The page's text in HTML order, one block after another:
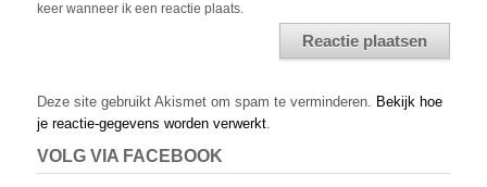
keer wanneer ik een reactie plaats.
Deze site gebruikt Akismet om spam te verminderen. Bekijk hoe
je reactie-gegevens worden verwerkt.
VOLG VIA FACEBOOK